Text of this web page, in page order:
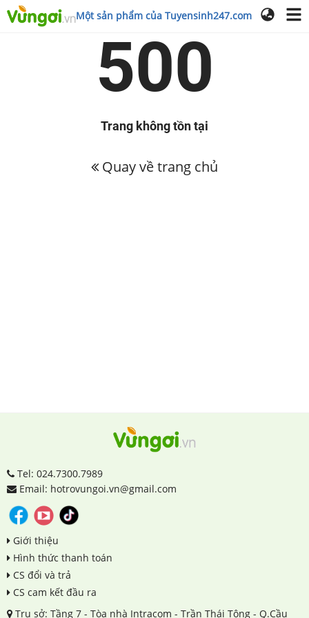
Một sản phẩm của Tuyensinh247.com
500
Trang không tồn tại
Quay về trang chủ
Tel: 024.7300.7989
Email: hotrovungoi.vn@gmail.com
Giới thiệu
Hình thức thanh toán
CS đổi và trả
CS cam kết đầu ra
Trụ sở: Tầng 7 - Tòa nhà Intracom - Trần Thái Tông - Q.Cầu